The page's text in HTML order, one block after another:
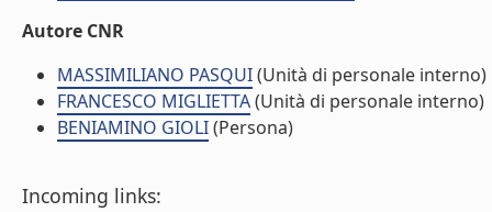
Autore CNR
MASSIMILIANO PASQUI(Unità di personale interno)
FRANCESCO MIGLIETTA(Unità di personale interno)
BENIAMINO GIOLI(Persona)
Incoming links: